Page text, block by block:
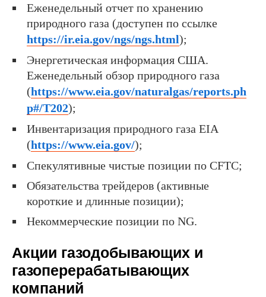
Еженедельный отчет по хранению
природного газа (доступен по ссылке
https://ir.eia.gov/ngs/ngs.html);
Энергетическая информация США.
Еженедельный обзор природного газа
(https://www.eia.gov/naturalgas/reports.ph
p#/T202);
Инвентаризация природного газа EIA
(https://www.eia.gov/);
Спекулятивные чистые позиции по CFTC;
Обязательства трейдеров (активные
короткие и длинные позиции);
Некоммерческие позиции по NG.
Акции газодобывающих и
газоперерабатывающих
компаний